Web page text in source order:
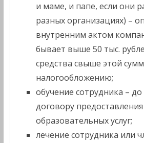
и маме, и папе, если они
разных организациях) –
внутренним актом
бывает выше 50 тыс.
средства свыше этой
налогообложению;
обучение сотрудника –
договору предоставления
образовательных услуг;
лечение сотрудника или